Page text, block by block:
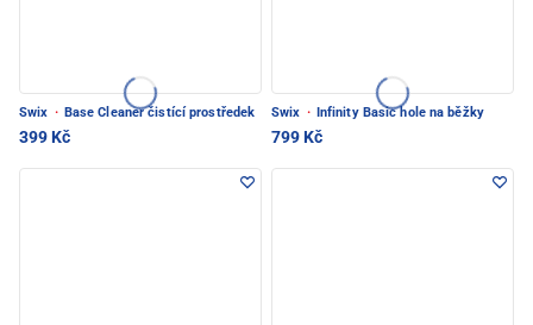
Swix · Base Cleaner čistící prostředek
399 Kč
Swix · Infinity Basic hole na běžky
799 Kč